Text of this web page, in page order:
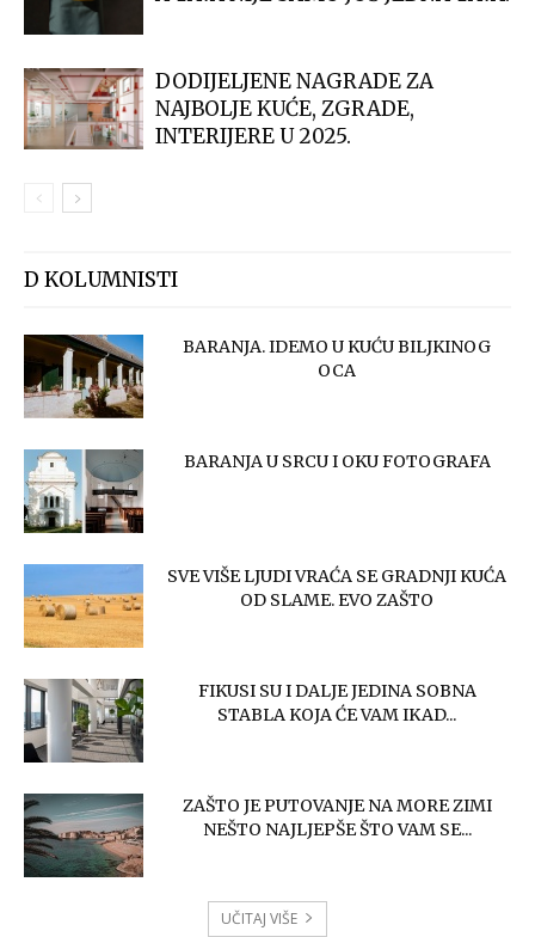
DODIJELJENE NAGRADE ZA
NAJBOLJE KUĆE, ZGRADE,
INTERIJERE U 2025.
D KOLUMNISTI
BARANJA. IDEMO U KUĆU BILJKINOG
OCA
BARANJA U SRCU I OKU FOTOGRAFA
SVE VIŠE LJUDI VRAĆA SE GRADNJI KUĆA
OD SLAME. EVO ZAŠTO
FIKUSI SU I DALJE JEDINA SOBNA
STABLA KOJA ĆE VAM IKAD...
ZAŠTO JE PUTOVANJE NA MORE ZIMI
NEŠTO NAJLJEPŠE ŠTO VAM SE...
UČITAJ VIŠE